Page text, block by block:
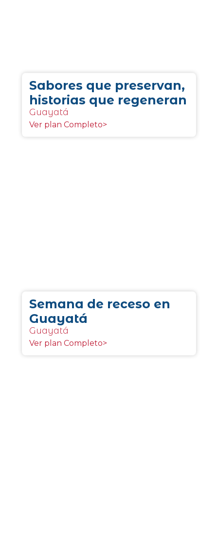
Sabores que preservan,
historias que regeneran
Guayatá
Ver plan Completo>
Semana de receso en
Guayatá
Guayatá
Ver plan Completo>